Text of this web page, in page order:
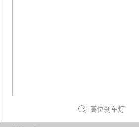
高位刹车灯